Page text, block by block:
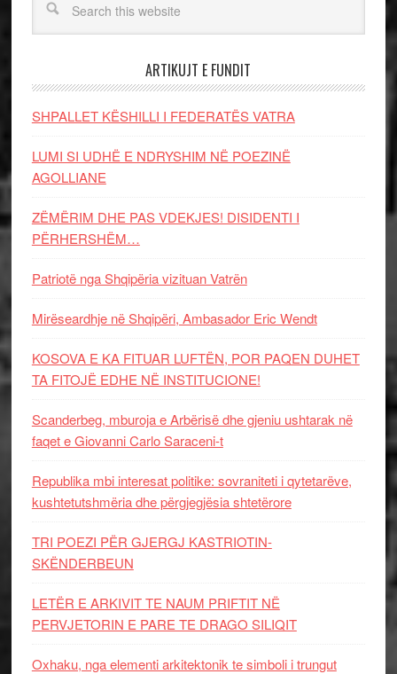
ARTIKUJT E FUNDIT
SHPALLET KËSHILLI I FEDERATËS VATRA
LUMI SI UDHË E NDRYSHIM NË POEZINË
AGOLLIANE
ZËMËRIM DHE PAS VDEKJES! DISIDENTI I
PËRHERSHËM…
Patriotë nga Shqipëria vizituan Vatrën
Mirëseardhje në Shqipëri, Ambasador Eric Wendt
KOSOVA E KA FITUAR LUFTËN, POR PAQEN DUHET
TA FITOJË EDHE NË INSTITUCIONE!
Scanderbeg, mburoja e Arbërisë dhe gjeniu ushtarak në
faqet e Giovanni Carlo Saraceni-t
Republika mbi interesat politike: sovraniteti i qytetarëve,
kushtetutshmëria dhe përgjegjësia shtetërore
TRI POEZI PËR GJERGJ KASTRIOTIN-
SKËNDERBEUN
LETËR E ARKIVIT TE NAUM PRIFTIT NË
PERVJETORIN E PARE TE DRAGO SILIQIT
Oxhaku, nga elementi arkitektonik te simboli i trungut